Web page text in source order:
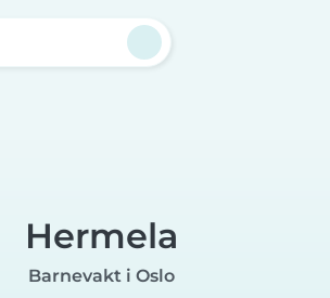
Hermela
Barnevakt i Oslo